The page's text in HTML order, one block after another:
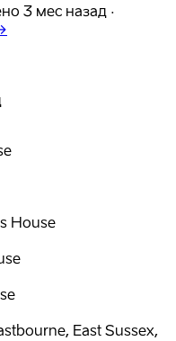
3 мес назад ·
House
East Sussex,